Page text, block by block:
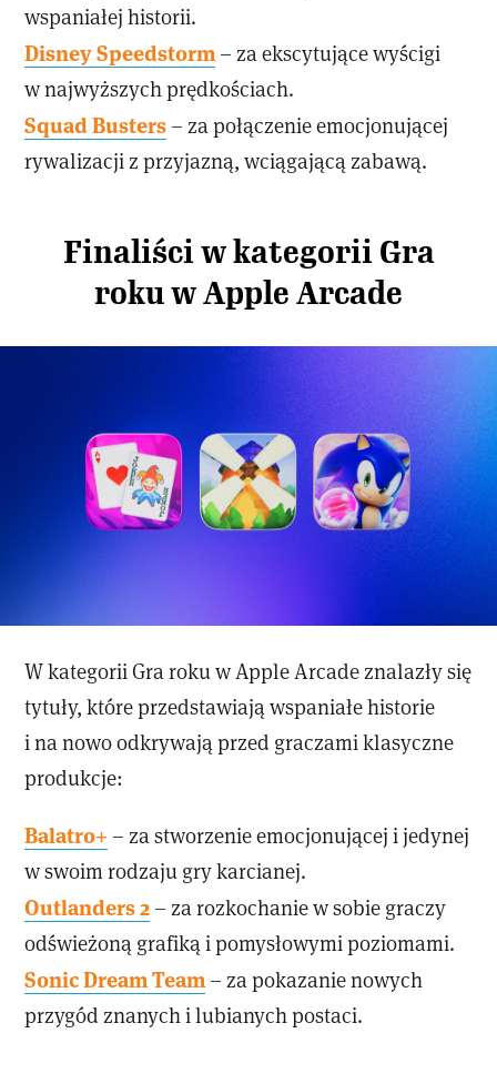
wspaniałej historii.
Disney Speedstorm – za ekscytujące wyścigi
w najwyższych prędkościach.
Squad Busters – za połączenie emocjonującej
rywalizacji z przyjazną, wciągającą zabawą.
Finaliści w kategorii Gra
roku w Apple Arcade
W kategorii Gra roku w Apple Arcade znalazły się
tytuły, które przedstawiają wspaniałe historie
i na nowo odkrywają przed graczami klasyczne
produkcje:
Balatro+ – za stworzenie emocjonującej i jedynej
w swoim rodzaju gry karcianej.
Outlanders 2 – za rozkochanie w sobie graczy
odświeżoną grafiką i pomysłowymi poziomami.
Sonic Dream Team – za pokazanie nowych
przygód znanych i lubianych postaci.